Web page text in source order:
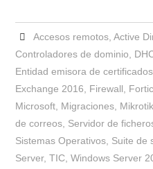
Accesos remotos, Active
Controladores de dominio
Entidad emisora de certificados
Exchange 2016
Firewall
Microsoft Migraciones Mikrotik
de correos Servidor de
Sistemas Operativos Suite de
Server,TIC ,Windows Server